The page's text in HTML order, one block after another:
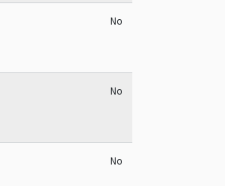
No
No
No